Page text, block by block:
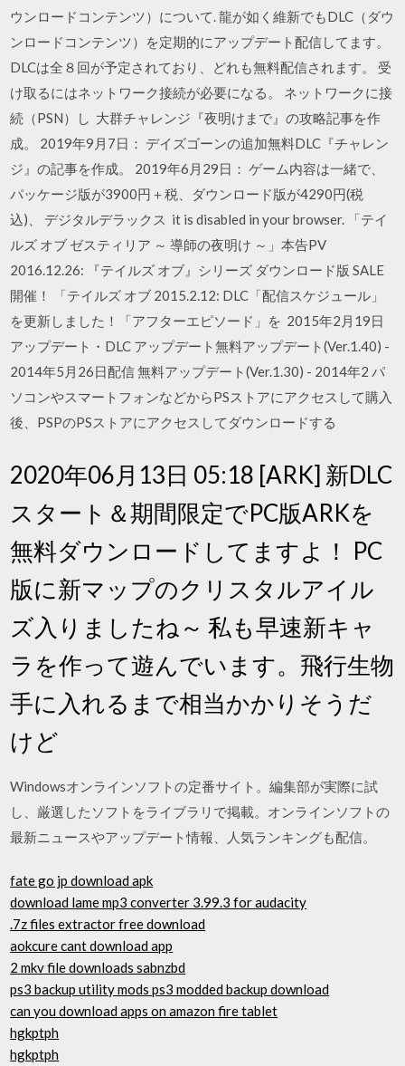
ウンロードコンテンツ）について. 龍が如く維新でもDLC（ダウ
ンロードコンテンツ）を定期的にアップデート配信してます。
DLCは全８回が予定されており、どれも無料配信されます。 受
け取るにはネットワーク接続が必要になる。 ネットワークに接
続（PSN）し 大群チャレンジ『夜明けまで』の攻略記事を作
成。 2019年9月7日： デイズゴーンの追加無料DLC『チャレン
ジ』の記事を作成。 2019年6月29日： ゲーム内容は一緒で、
パッケージ版が3900円＋税、ダウンロード版が4290円(税
込)、 デジタルデラックス it is disabled in your browser. 「テイ
ルズ オブ ゼスティリア ～ 導師の夜明け ～」本告PV
2016.12.26: 『テイルズ オブ』シリーズ ダウンロード版 SALE
開催！ 「テイルズ オブ 2015.2.12: DLC「配信スケジュール」
を更新しました！「アフターエピソード」を 2015年2月19日
アップデート・DLC アップデート無料アップデート(Ver.1.40) -
2014年5月26日配信 無料アップデート(Ver.1.30) - 2014年2 パ
ソコンやスマートフォンなどからPSストアにアクセスして購入
後、PSPのPSストアにアクセスしてダウンロードする
2020年06月13日 05:18 [ARK] 新DLC
スタート＆期間限定でPC版ARKを
無料ダウンロードしてますよ！ PC
版に新マップのクリスタルアイル
ズ入りましたね～ 私も早速新キャ
ラを作って遊んでいます。飛行生物
手に入れるまで相当かかりそうだ
けど
Windowsオンラインソフトの定番サイト。編集部が実際に試
し、厳選したソフトをライブラリで掲載。オンラインソフトの
最新ニュースやアップデート情報、人気ランキングも配信。
fate go jp download apk
download lame mp3 converter 3.99.3 for audacity
.7z files extractor free download
aokcure cant download app
2 mkv file downloads sabnzbd
ps3 backup utility mods ps3 modded backup download
can you download apps on amazon fire tablet
hgkptph
hgkptph